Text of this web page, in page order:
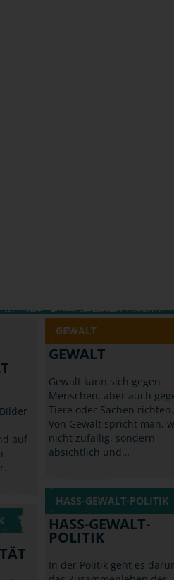
auf
GEWALT
GEWALT
Gewalt kann sich gegen
Menschen, aber auch
Tiere oder Sachen richten.
Von Gewalt spricht man,
nicht zufällig, sondern
absichtlich und…
HASS-GEWALT-POLITIK
HASS-GEWALT-
POLITIK
In der Politik geht es